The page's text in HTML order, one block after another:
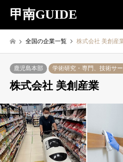
甲南GUIDE
全国の企業一覧 株式会社 美創産
鹿児島本部 学術研究・専門、技術サ
株式会社 美創産業